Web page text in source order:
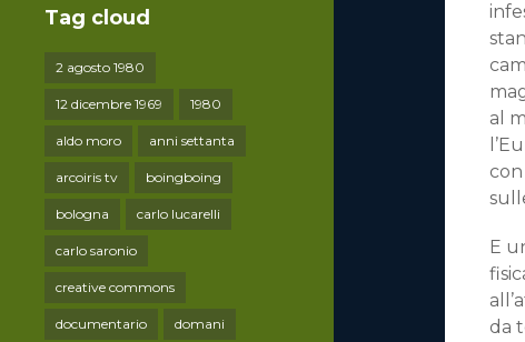
Tag cloud
2 agosto 1980
12 dicembre 1969 1980
aldo moro anni settanta
arcoiris tv boingboing
bologna carlo lucarelli
carlo saronio
creative commons
documentario domani
al
E
da